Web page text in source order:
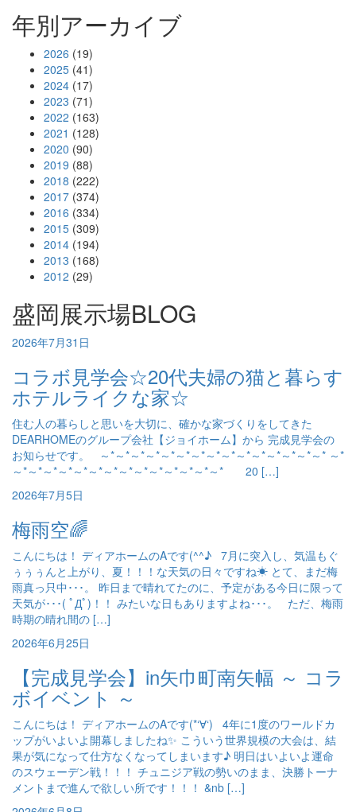
年別アーカイブ
2026 (19)
2025 (41)
2024 (17)
2023 (71)
2022 (163)
2021 (128)
2020 (90)
2019 (88)
2018 (222)
2017 (374)
2016 (334)
2015 (309)
2014 (194)
2013 (168)
2012 (29)
盛岡展示場BLOG
2026年7月31日
コラボ見学会☆20代夫婦の猫と暮らす
ホテルライクな家☆
住む人の暮らしと思いを大切に、確かな家づくりをしてきた
DEARHOMEのグループ会社【ジョイホーム】から 完成見学会の
お知らせです。 ～*～*～*～*～*～*～*～*～*～*～*～*～*～*～* ～*
～*～*～*～*～*～*～*～*～*～*～*～*～*～* 20 […]
2026年7月5日
梅雨空🌈
こんにちは！ ディアホームのAです(^^♪ 7月に突入し、気温もぐ
ぅぅぅんと上がり、夏！！！な天気の日々ですね☀ とて、まだ梅
雨真っ只中･･･。 昨日まで晴れてたのに、予定がある今日に限って
天気が･･･( ﾟДﾟ)！！ みたいな日もありますよね･･･。 ただ、梅雨
時期の晴れ間の […]
2026年6月25日
【完成見学会】in矢巾町南矢幅 ～ コラ
ボイベント ～
こんにちは！ ディアホームのAです(*‘∀‘) 4年に1度のワールドカ
ップがいよいよ開幕しましたね✨ こういう世界規模の大会は、結
果が気になって仕方なくなってしまいます♪ 明日はいよいよ運命
のスウェーデン戦！！！ チュニジア戦の勢いのまま、決勝トーナ
メントまで進んで欲しい所です！！！ &nb […]